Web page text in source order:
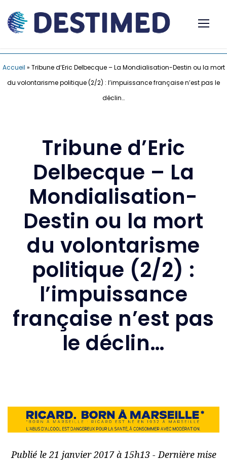
Accueil » Tribune d’Eric Delbecque – La Mondialisation-Destin ou la mort
du volontarisme politique (2/2) : l’impuissance française n’est pas le
déclin…
Tribune d’Eric
Delbecque – La
Mondialisation-
Destin ou la mort
du volontarisme
politique (2/2) :
l’impuissance
française n’est pas
le déclin…
Publié le 21 janvier 2017 à 15h13 - Dernière mise